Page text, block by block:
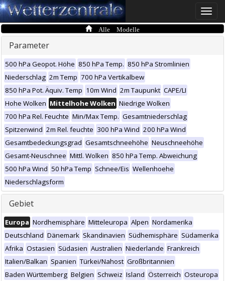
Toggle
Alle Modelle
Parameter
500 hPa Geopot. Höhe 850 hPa Temp. 850 hPa Stromlinien
Niederschlag 2m Temp 700 hPa Vertikalbew
850 hPa Pot. Äquiv. Temp 10m Wind 2m Taupunkt CAPE/LI
Hohe Wolken Mittelhohe Wolken Niedrige Wolken
700 hPa Rel. Feuchte Min/Max Temp. Gesamtniederschlag
Spitzenwind 2m Rel. feuchte 300 hPa Wind 200 hPa Wind
Gesamtbedeckungsgrad Gesamtschneehöhe Neuschneehöhe
Gesamt-Neuschnee Mittl. Wolken 850 hPa Temp. Abweichung
500 hPa Wind 50 hPa Temp Schnee/Eis Wellenhoehe
Niederschlagsform
Gebiet
Europa Nordhemisphäre Mitteleuropa Alpen Nordamerika
Deutschland Dänemark Skandinavien Südhemisphäre Südamerika
Afrika Ostasien Südasien Australien Niederlande Frankreich
Italien/Balkan Spanien Türkei/Nahost Großbritannien
Baden Württemberg Belgien Schweiz Island Österreich Osteuropa